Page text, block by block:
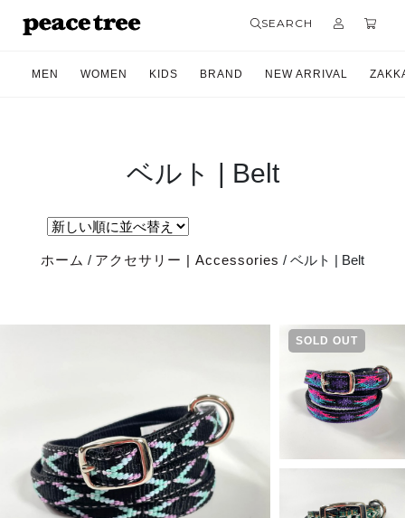
SEARCH
MEN WOMEN KIDS BRAND NEW ARRIVAL
ベルト | Belt
ホーム / アクセサリー | Accessories / ベルト | Belt
SOLD OUT